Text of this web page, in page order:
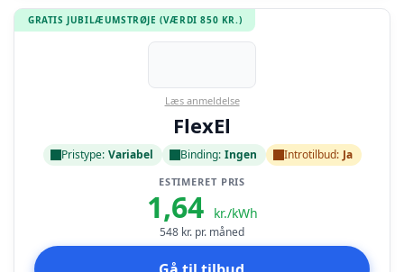
GRATIS JUBILÆUMSTRØJE (VÆRDI 850 KR.)
Læs anmeldelse
FlexEl
Pristype: Variabel Binding: Ingen Introtilbud: Ja
ESTIMERET PRIS
1,64 kr./kWh
548 kr. pr. måned